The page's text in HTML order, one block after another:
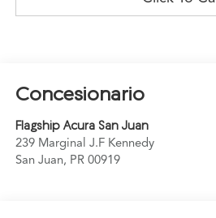
Concesionario
Flagship Acura San Juan
239 Marginal J.F Kennedy
San Juan, PR 00919